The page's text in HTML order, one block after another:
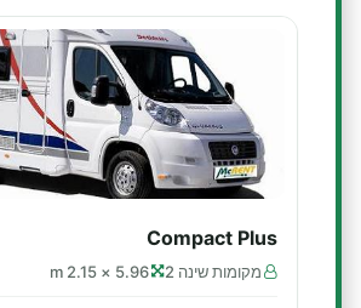
Compact Plus
מקומות שינה 2 5.96 × 2.15 m